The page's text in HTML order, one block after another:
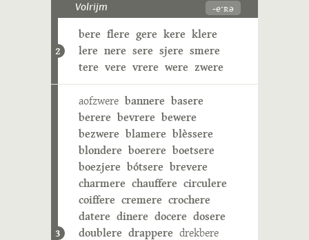
Volrijm -eˑʀə
2
bere flere gere kere klere
lere nere sere sjere smere
tere vere vrere were zwere
3
aofzwere bannere basere
berere bevrere bewere
bezwere blamere blèssere
blondere boerere boetsere
boezjere bótsere brevere
charmere chauffere circulere
coiffere cremere crochere
datere dinere docere dosere
doublere drappere drekbere